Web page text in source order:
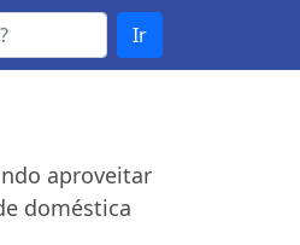
Ir
aproveitar
doméstica